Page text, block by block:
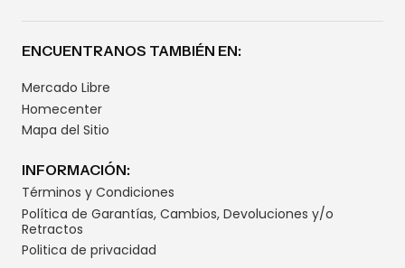
ENCUENTRANOS TAMBIÉN EN:
Mercado Libre
Homecenter
Mapa del Sitio
INFORMACIÓN:
Términos y Condiciones
Política de Garantías, Cambios, Devoluciones y/o
Retractos
Politica de privacidad